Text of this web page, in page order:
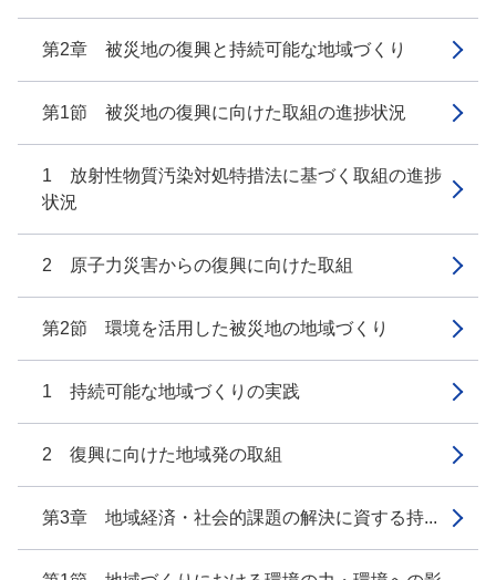
第2章 被災地の復興と持続可能な地域づくり
第1節 被災地の復興に向けた取組の進捗状況
1 放射性物質汚染対処特措法に基づく取組の進捗
状況
2 原子力災害からの復興に向けた取組
第2節 環境を活用した被災地の地域づくり
1 持続可能な地域づくりの実践
2 復興に向けた地域発の取組
第3章 地域経済・社会的課題の解決に資する持...